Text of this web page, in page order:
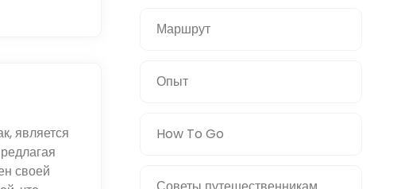
является
своей
Маршрут
Опыт
How To Go